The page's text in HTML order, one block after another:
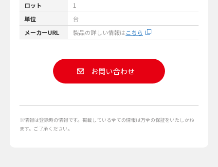
ロット
1
単位
台
メーカーURL
製品の詳しい情報はこちら
お問い合わせ
※情報は登録時の情報です。掲載している全ての情報は万全の保証をいたしかね
ます。ご了承ください。